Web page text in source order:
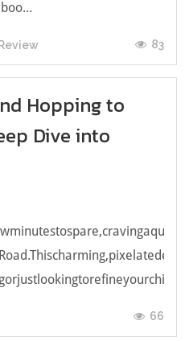
83
Hopping to
Dive into
66